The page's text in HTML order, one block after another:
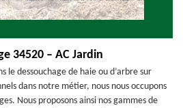
34520 – AC Jardin
le dessouchage de haie ou d’arbre sur
dans notre métier, nous nous occupons
Nous proposons ainsi nos gammes de